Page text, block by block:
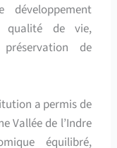
qualité de vie,
de
a permis de
Vallée de l’Indre
équilibré,